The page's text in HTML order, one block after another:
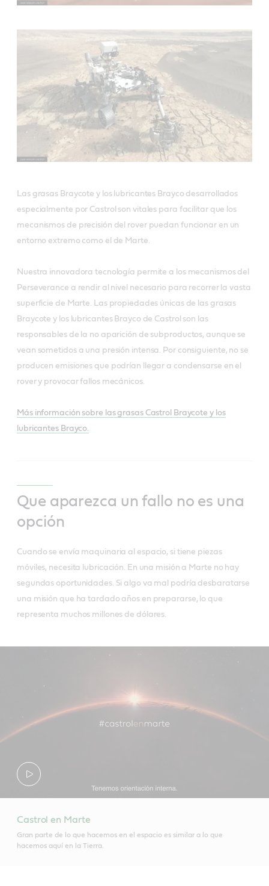
Las grasas Braycote y los lubricantes Brayco desarrollados
especialmente por Castrol son vitales para facilitar que los
mecanismos de precisión del rover puedan funcionar en un
entorno extremo como el de Marte.
Nuestra innovadora tecnología permite a los mecanismos del
Perseverance a rendir al nivel necesario para recorrer la vasta
superficie de Marte. Las propiedades únicas de las grasas
Braycote y los lubricantes Brayco de Castrol son las
responsables de la no aparición de subproductos, aunque se
vean sometidos a una presión intensa. Por consiguiente, no se
producen emisiones que podrían llegar a condensarse en el
rover y provocar fallos mecánicos.
Más información sobre las grasas Castrol Braycote y los
lubricantes Brayco.
Que aparezca un fallo no es una
opción
Cuando se envía maquinaria al espacio, si tiene piezas
móviles, necesita lubricación. En una misión a Marte no hay
segundas oportunidades. Si algo va mal podría desbaratarse
una misión que ha tardado años en prepararse, lo que
representa muchos millones de dólares.
Castrol en Marte
Gran parte de lo que hacemos en el espacio es similar a lo que
hacemos aquí en la Tierra.